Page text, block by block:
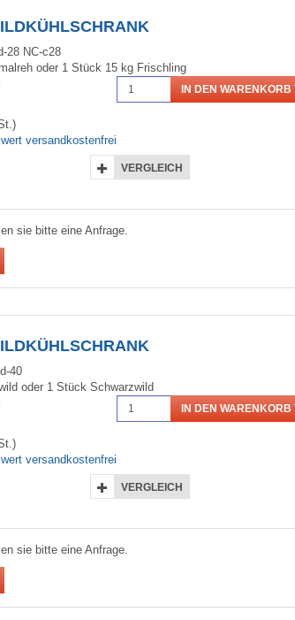
28 NC-c28
oder 1 Stück 15 kg Frischling
versandkostenfrei
IN DEN WARENKORB
VERGLEICH
sie bitte eine Anfrage.
40
oder 1 Stück Schwarzwild
versandkostenfrei
IN DEN WARENKORB
VERGLEICH
sie bitte eine Anfrage.